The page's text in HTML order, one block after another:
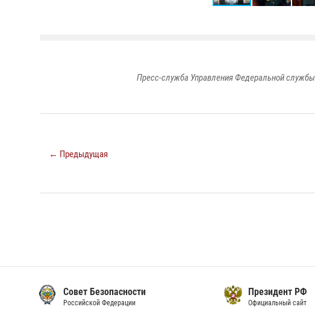
Пресс-служба Управления Федеральной
← Предыдущая
Президент РФ
Официальный сайт Официальный